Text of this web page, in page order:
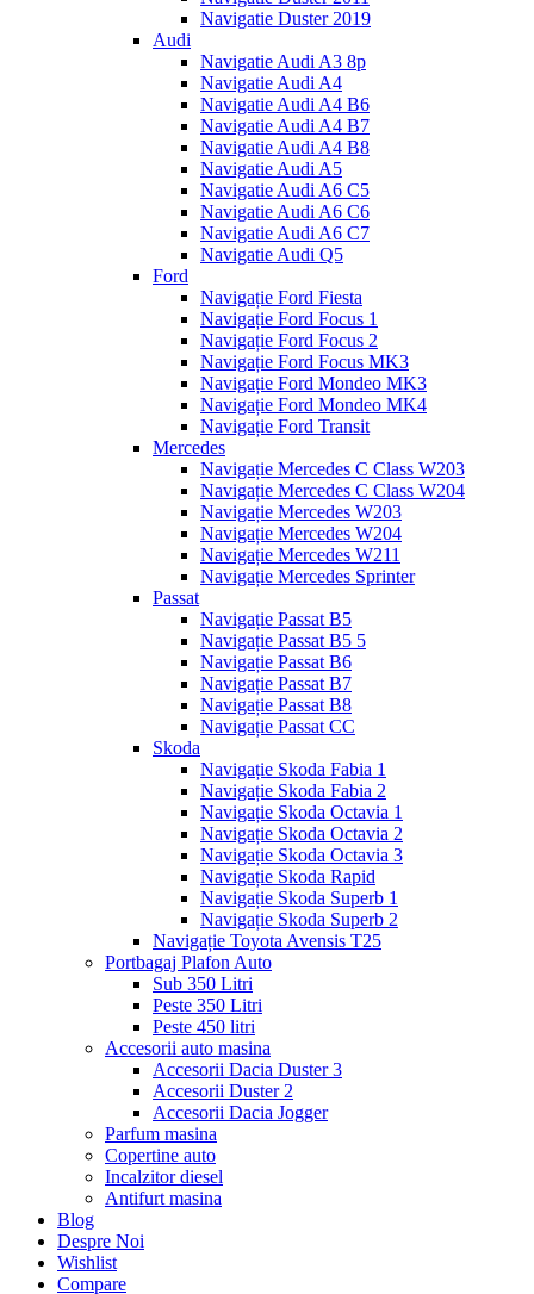
Navigatie Duster 2019
Audi
Navigatie Audi A3 8p
Navigatie Audi A4
Navigatie Audi A4 B6
Navigatie Audi A4 B7
Navigatie Audi A4 B8
Navigatie Audi A5
Navigatie Audi A6 C5
Navigatie Audi A6 C6
Navigatie Audi A6 C7
Navigatie Audi Q5
Ford
Navigație Ford Fiesta
Navigație Ford Focus 1
Navigație Ford Focus 2
Navigație Ford Focus MK3
Navigație Ford Mondeo MK3
Navigație Ford Mondeo MK4
Navigație Ford Transit
Mercedes
Navigație Mercedes C Class W203
Navigație Mercedes C Class W204
Navigație Mercedes W203
Navigație Mercedes W204
Navigație Mercedes W211
Navigație Mercedes Sprinter
Passat
Navigație Passat B5
Navigație Passat B5 5
Navigație Passat B6
Navigație Passat B7
Navigație Passat B8
Navigație Passat CC
Skoda
Navigație Skoda Fabia 1
Navigație Skoda Fabia 2
Navigație Skoda Octavia 1
Navigație Skoda Octavia 2
Navigație Skoda Octavia 3
Navigație Skoda Rapid
Navigație Skoda Superb 1
Navigație Skoda Superb 2
Navigație Toyota Avensis T25
Portbagaj Plafon Auto
Sub 350 Litri
Peste 350 Litri
Peste 450 litri
Accesorii auto masina
Accesorii Dacia Duster 3
Accesorii Duster 2
Accesorii Dacia Jogger
Parfum masina
Copertine auto
Incalzitor diesel
Antifurt masina
Blog
Despre Noi
Wishlist
Compare